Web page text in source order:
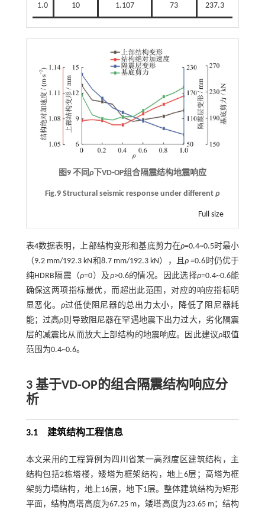
1.0 10 1.107 73 237.3
图9 不同ρ下VD-OP组合隔震结构地震响应
Fig.9 Structural seismic response under differentρ
Full size
表4数据表明，上部结构变形和基底剪力在ρ=0.4~0.5时最小
（9.2 mm/192.3 kN和8.7 mm/192.3 kN），且ρ =0.6时仍优于
纯HDRB隔震（ρ=0）及ρ>0.6的情况。因此选择ρ=0.4~0.6能
确保这两项指标最优，而超出此范围，对应的响应指标明
显恶化。 ρ过低使阻尼器的总出力太小，降低了阻尼器耗
能；过高ρ则导致阻尼器在罕遇地震下出力过大，劣化隔震
层的减震比从而放大上部结构的地震响应。因此建议ρ取值
范围为0.4~0.6。
3 基于VD-OP的组合隔震结构响应分
析
3.1建筑结构工程信息
本文采用的工程算例为四川省某一高烈度区建筑结构，主
结构包括2栋塔楼，矮塔为框架结构，地上6层；高塔为框
架剪力墙结构，地上16层，地下1层。整体建筑结构为矩形
平面，结构高塔高度为67.25 m，矮塔高度为23.65 m；结构